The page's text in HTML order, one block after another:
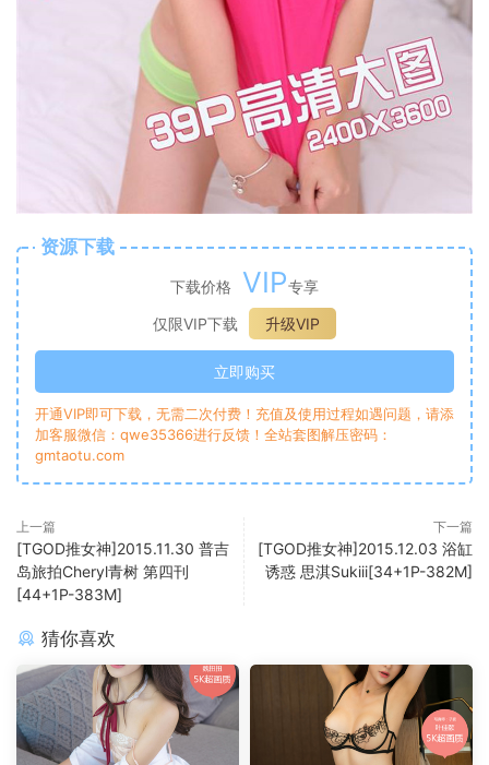
资源下载
下载价格 VIP专享
仅限VIP下载
升级VIP
立即购买
开通VIP即可下载，无需二次付费！充值及使用过程如遇问题，请添
加客服微信：qwe35366进行反馈！全站套图解压密码：
gmtaotu.com
上一篇
[TGOD推女神]2015.11.30 普吉
岛旅拍Cheryl青树 第四刊
[44+1P-383M]
下一篇
[TGOD推女神]2015.12.03 浴缸
诱惑 思淇Sukiii[34+1P-382M]
猜你喜欢